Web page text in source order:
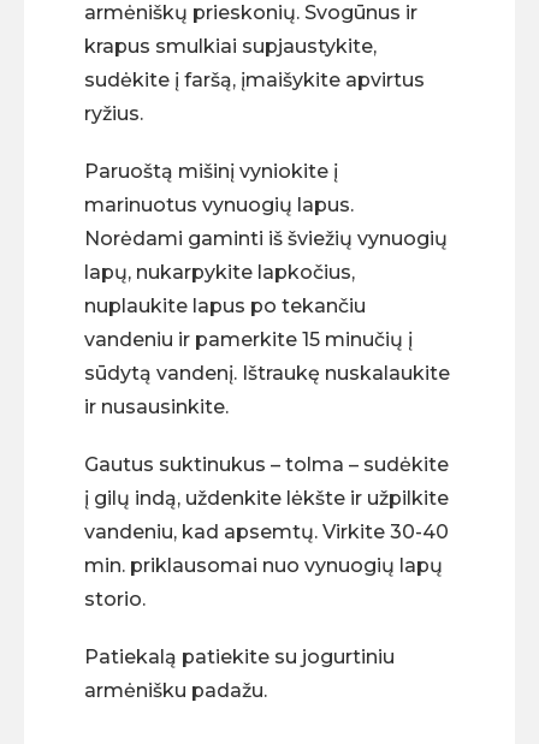
armėniškų prieskonių. Svogūnus ir
krapus smulkiai supjaustykite,
sudėkite į faršą, įmaišykite apvirtus
ryžius.
Paruoštą mišinį vyniokite į
marinuotus vynuogių lapus.
Norėdami gaminti iš šviežių vynuogių
lapų, nukarpykite lapkočius,
nuplaukite lapus po tekančiu
vandeniu ir pamerkite 15 minučių į
sūdytą vandenį. Ištraukę nuskalaukite
ir nusausinkite.
Gautus suktinukus – tolma – sudėkite
į gilų indą, uždenkite lėkšte ir užpilkite
vandeniu, kad apsemtų. Virkite 30-40
min. priklausomai nuo vynuogių lapų
storio.
Patiekalą patiekite su jogurtiniu
armėnišku padažu.